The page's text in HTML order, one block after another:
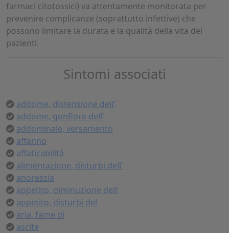
farmaci citotossici) va attentamente monitorata per
prevenire complicanze (soprattutto infettive) che
possono limitare la durata e la qualità della vita dei
pazienti.
Sintomi associati
addome, distensione dell'
addome, gonfiore dell'
addominale, versamento
affanno
affaticabilità
alimentazione, disturbi dell'
anoressia
appetito, diminuzione dell'
appetito, disturbi del
aria, fame di
ascite